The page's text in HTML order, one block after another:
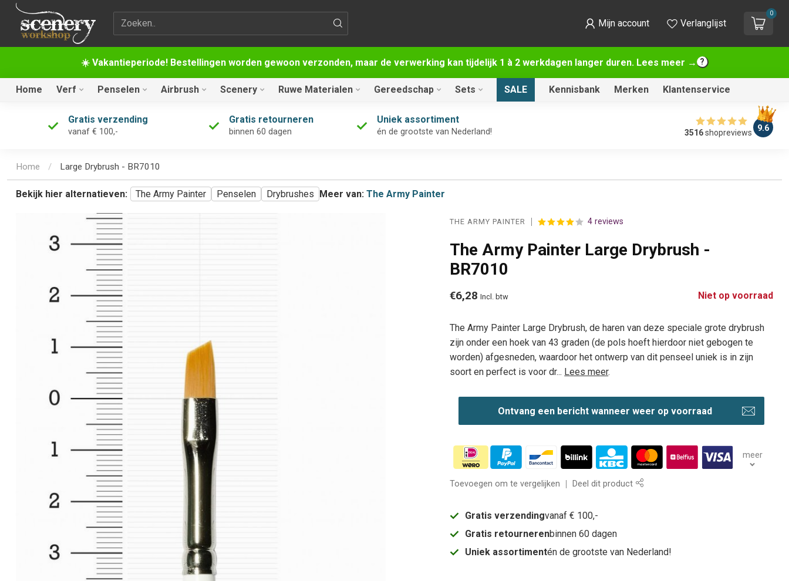
☀️ Vakantieperiode! Bestellingen worden gewoon verzonden, maar de verwerking kan tijdelijk 1 à 2 werkdagen langer duren. Lees meer →
Zoekterm Mijn account Verlanglijst
0
Home Verf Penselen Airbrush Scenery Ruwe Materialen Gereedschap Sets SALE Kennisbank Merken Klantenservice
Gratis verzending
vanaf € 100,-
Gratis retourneren
binnen 60 dagen
Uniek assortiment
én de grootste van Nederland! 3516shopreviews 9.6
Home / Large Drybrush - BR7010
Bekijk hier alternatieven: The Army Painter Penselen Drybrushes Meer van: The Army Painter
THE ARMY PAINTER 4 reviews
The Army Painter Large Drybrush -
BR7010
€6,28 Incl. btw Niet op voorraad
The Army Painter Large Drybrush, de haren van deze speciale grote drybrush
zijn onder een hoek van 43 graden (de pols hoeft hierdoor niet gebogen te
worden) afgesneden, waardoor het ontwerp van dit penseel uniek is in zijn
soort en perfect is voor dr... Lees meer.
Ontvang een bericht wanneer weer op voorraad
meer
Toevoegen om te vergelijken Deel dit product
Gratis verzendingvanaf € 100,-
Gratis retournerenbinnen 60 dagen
Uniek assortimentén de grootste van Nederland!